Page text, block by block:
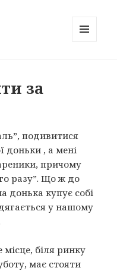
за
подивитися
доньки , а мені
причому
разу”. Що ж до
донька купує собі
у нашому
біля ринку
має стояти